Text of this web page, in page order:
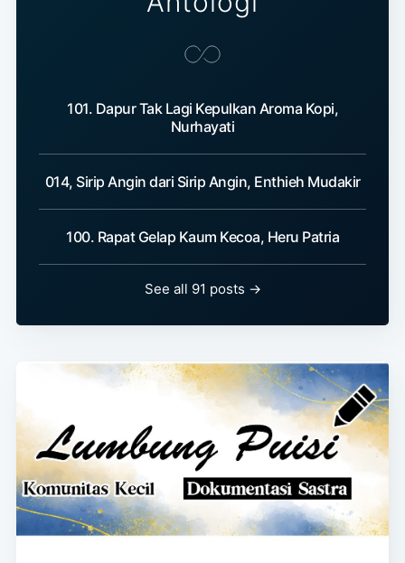
101. Dapur Tak Lagi Kepulkan Aroma Kopi,
Nurhayati
014, Sirip Angin dari Sirip Angin, Enthieh Mudakir
100. Rapat Gelap Kaum Kecoa, Heru Patria
See all 91 posts →